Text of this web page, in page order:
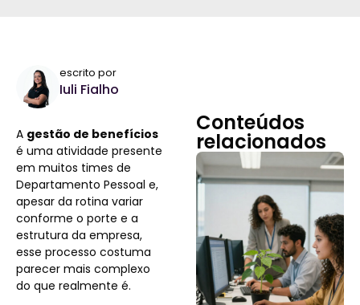
escrito por
Iuli Fialho
A gestão de benefícios
é uma atividade presente
em muitos times de
Departamento Pessoal e,
apesar da rotina variar
conforme o porte e a
estrutura da empresa,
esse processo costuma
parecer mais complexo
do que realmente é.
Conteúdos
relacionados